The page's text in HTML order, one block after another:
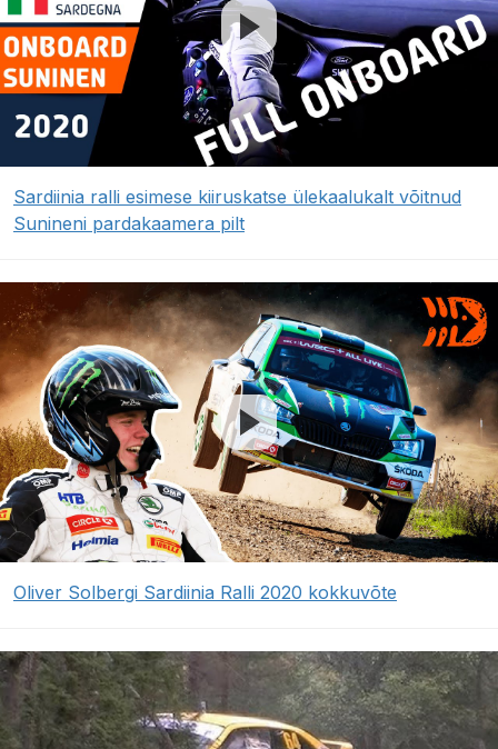
Sardiinia ralli esimese kiiruskatse ülekaalukalt võitnud
Sunineni pardakaamera pilt
Oliver Solbergi Sardiinia Ralli 2020 kokkuvõte